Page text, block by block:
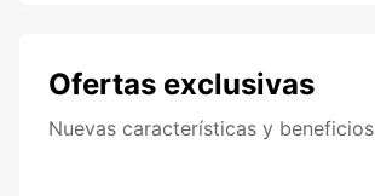
Ofertas exclusivas
Nuevas características y beneficios